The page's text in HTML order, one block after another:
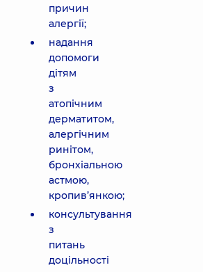
причин
алергії;
надання
допомоги
дітям
з
атопічним
дерматитом,
алергічним
ринітом,
бронхіальною
астмою,
кропив’янкою;
консультування
з
питань
доцільності